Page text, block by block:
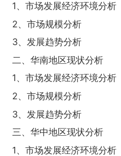
1、市场发展经济环境分析
2、市场规模分析
3、发展趋势分析
二、华南地区现状分析
1、市场发展经济环境分析
2、市场规模分析
3、发展趋势分析
三、华中地区现状分析
1、市场发展经济环境分析